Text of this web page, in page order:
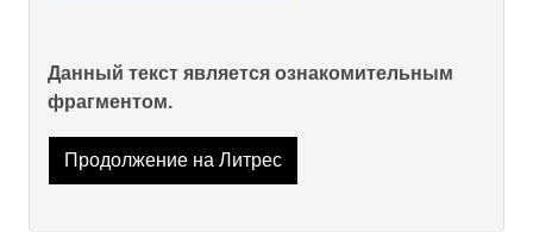
Данный текст является ознакомительным
фрагментом.
Продолжение на Литрес